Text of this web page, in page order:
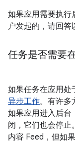
如果应用需要执行
户发起的，请回答
任务是否需要
如果任务在应用处
异步工作。有许多
如果应用进入后台
闭，它们也会停止
内容 Feed，但如